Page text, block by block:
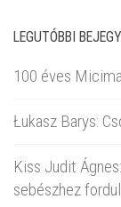
LEGUTÓBBI
100 éves
Łukasz Barys:
Kiss Judit
sebészhez